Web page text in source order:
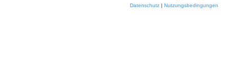
Datenschutz | Nutzungsbedingungen